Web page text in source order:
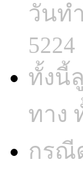
วันท
5224
ทั้งนี้
ทาง
กรณี